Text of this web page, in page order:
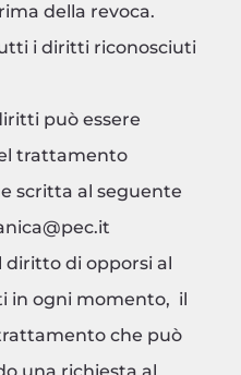
della revoca.
i diritti riconosciuti
può essere
trattamento
scritta al seguente
diritto di opporsi al
in ogni momento, il
che può